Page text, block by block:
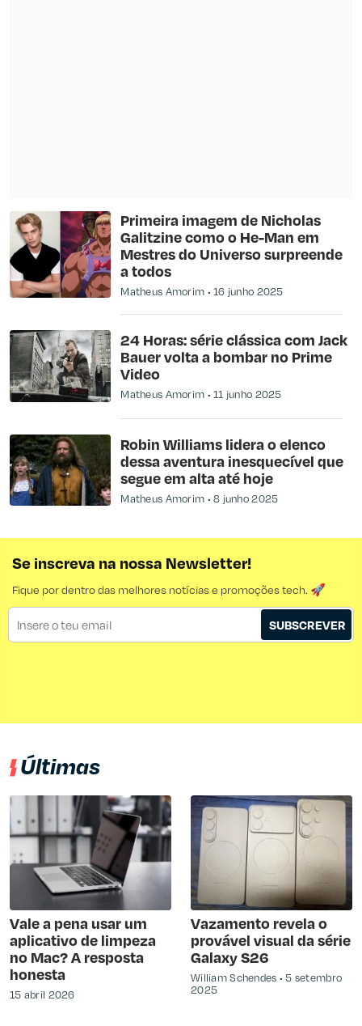
Primeira imagem de Nicholas
Galitzine como o He-Man em
Mestres do Universo surpreende
a todos
Matheus Amorim 16 junho 2025
24 Horas: série clássica com Jack
Bauer volta a bombar no Prime
Video
Matheus Amorim 11 junho 2025
Robin Williams lidera o elenco
dessa aventura inesquecível que
segue em alta até hoje
Matheus Amorim 8 junho 2025
Se inscreva na nossa Newsletter!
Fique por dentro das melhores notícias e promoções tech. 🚀
SUBSCREVER
Últimas
Vale a pena usar um
aplicativo de limpeza
no Mac? A resposta
honesta
15 abril 2026
Vazamento revela o
provável visual da série
Galaxy S26
William Schendes
5 setembro
2025